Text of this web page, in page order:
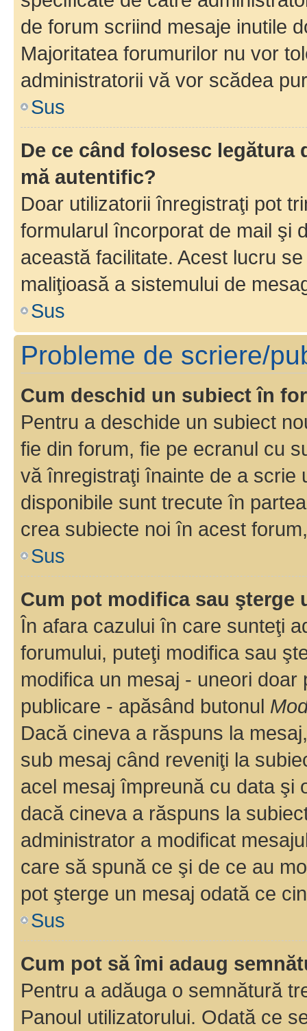
de forum scriind mesaje inutile
Majoritatea forumurilor nu vor
administratorii vă vor scădea
Sus
De ce când folosesc
mă autentific?
Doar utilizatorii înregistraţi pot
formularul încorporat de mail şi
această facilitate. Acest lucru
maliţioasă a sistemului de
Sus
Probleme de scriere/
Cum deschid un subiect în
Pentru a deschide un subiect
fie din forum, fie pe ecranul cu
vă înregistraţi înainte de a scrie
disponibile sunt trecute în
crea subiecte noi în acest
Sus
Cum pot modifica sau şterge
În afara cazului în care sunteţi
forumului, puteţi modifica sau
modifica un mesaj - uneori
publicare - apăsând butonul
Dacă cineva a răspuns la
sub mesaj când reveniţi la
acel mesaj împreună cu data şi
dacă cineva a răspuns la
administrator a modificat
care să spună ce şi de ce au
pot şterge un mesaj odată ce
Sus
Cum pot să îmi adaug
Pentru a adăuga o semnătură
Panoul utilizatorului. Odată ce